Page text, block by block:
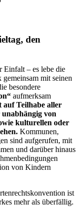
den
Einfalt – es lebe die
mit seinen
besondere
aufmerksam
auf Teilhabe aller
von
kulturellen oder
Kommunen,
sind aufgerufen, mit
und darüber hinaus
von Kindern
ist
mehr als überfällig.